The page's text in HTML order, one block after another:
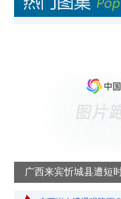
广西来宾忻城县遭短